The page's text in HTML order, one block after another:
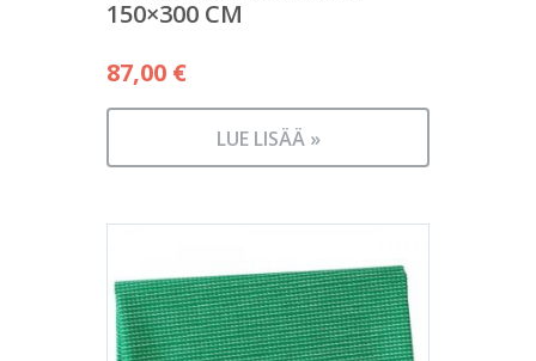
150×300 CM
87,00 €
LUE LISÄÄ »